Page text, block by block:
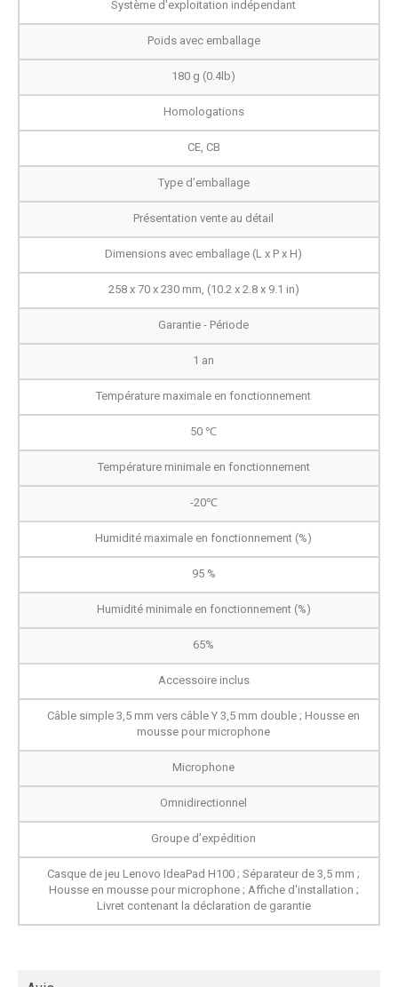
Système d'exploitation indépendant
Poids avec emballage
180 g (0.4lb)
Homologations
CE, CB
Type d’emballage
Présentation vente au détail
Dimensions avec emballage (L x P x H)
258 x 70 x 230 mm, (10.2 x 2.8 x 9.1 in)
Garantie - Période
1 an
Température maximale en fonctionnement
50 ℃
Température minimale en fonctionnement
-20℃
Humidité maximale en fonctionnement (%)
95 %
Humidité minimale en fonctionnement (%)
65%
Accessoire inclus
Câble simple 3,5 mm vers câble Y 3,5 mm double ; Housse en
mousse pour microphone
Microphone
Omnidirectionnel
Groupe d’expédition
Casque de jeu Lenovo IdeaPad H100 ; Séparateur de 3,5 mm ;
Housse en mousse pour microphone ; Affiche d'installation ;
Livret contenant la déclaration de garantie